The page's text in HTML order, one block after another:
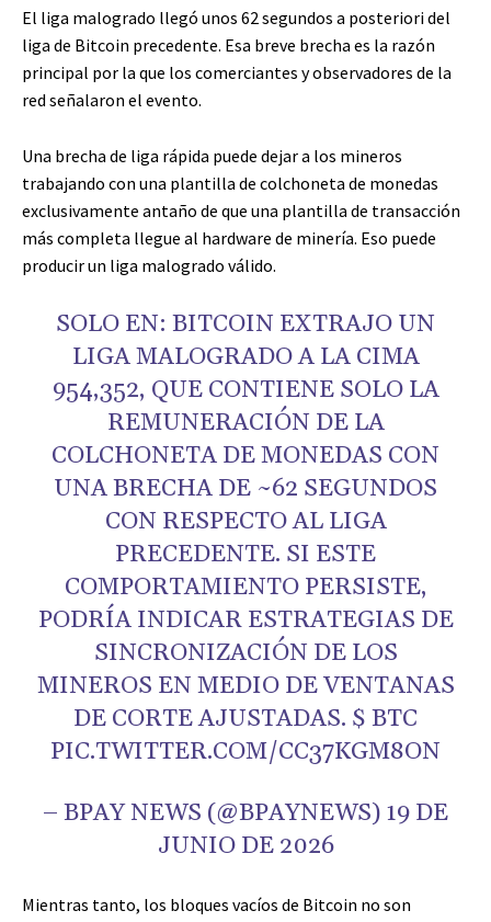
El liga malogrado llegó unos 62 segundos a posteriori del
liga de Bitcoin precedente. Esa breve brecha es la razón
principal por la que los comerciantes y observadores de la
red señalaron el evento.
Una brecha de liga rápida puede dejar a los mineros
trabajando con una plantilla de colchoneta de monedas
exclusivamente antaño de que una plantilla de transacción
más completa llegue al hardware de minería. Eso puede
producir un liga malogrado válido.
SOLO EN: BITCOIN EXTRAJO UN
LIGA MALOGRADO A LA CIMA
954,352, QUE CONTIENE SOLO LA
REMUNERACIÓN DE LA
COLCHONETA DE MONEDAS CON
UNA BRECHA DE ~62 SEGUNDOS
CON RESPECTO AL LIGA
PRECEDENTE. SI ESTE
COMPORTAMIENTO PERSISTE,
PODRÍA INDICAR ESTRATEGIAS DE
SINCRONIZACIÓN DE LOS
MINEROS EN MEDIO DE VENTANAS
DE CORTE AJUSTADAS. $ BTC
PIC.TWITTER.COM/CC37KGM8ON
– BPAY NEWS (@BPAYNEWS) 19 DE
JUNIO DE 2026
Mientras tanto, los bloques vacíos de Bitcoin no son